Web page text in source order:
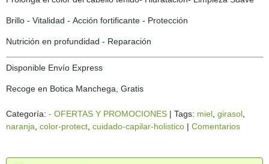
Brillo - Vitalidad - Acción fortificante - Protección
Nutrición en profundidad - Reparación
Disponible Envío Express
Recoge en Botica Manchega, Gratis
Categoría: - OFERTAS Y PROMOCIONES | Tags: miel girasol
naranja color-protect cuidado-capilar-holistico | Comentarios